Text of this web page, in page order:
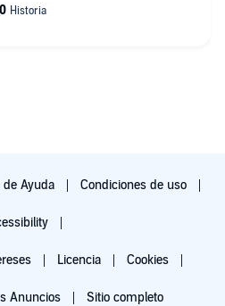
de Ayuda Condiciones de uso
Licencia Cookies
Anuncios Sitio completo